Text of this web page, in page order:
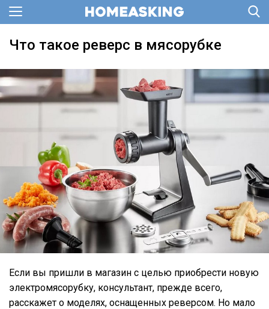
Что такое реверс в мясорубке
Если вы пришли в магазин с целью приобрести новую
электромясорубку, консультант, прежде всего,
расскажет о моделях, оснащенных реверсом. Но мало